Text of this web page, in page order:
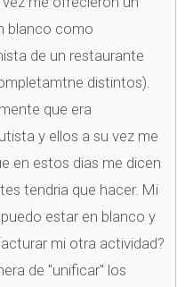
blanco como
de un restaurante
distintos).
que era
y ellos a su vez me
en estos dias me dicen
tendria que hacer. Mi
estar en blanco y
mi otra actividad?
de "unificar" los